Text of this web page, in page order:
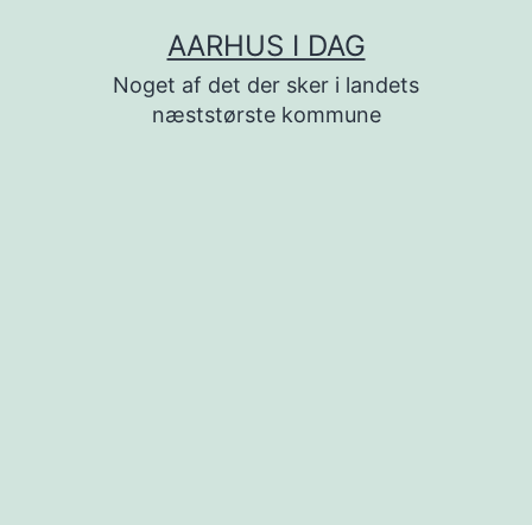
AARHUS I DAG
Noget af det der sker i landets
næststørste kommune